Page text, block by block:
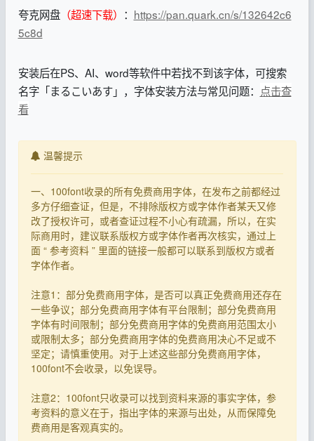
夸克网盘（超速下载） ： https://pan.quark.cn/s/132642c6
5c8d
安装后在PS、AI、word等软件中若找不到该字体，可搜索
名字「まるこいあす」，字体安装方法与常见问题： 点击查
看
温馨提示
一、100font收录的所有免费商用字体，在发布之前都经过
多方仔细查证，但是，不排除版权方或字体作者某天又修
改了授权许可，或者查证过程不小心有疏漏，所以，在实
际商用时，建议联系版权方或字体作者再次核实，通过上
面 “ 参考资料 ” 里面的链接一般都可以联系到版权方或者
字体作者。
注意1：部分免费商用字体，是否可以真正免费商用还存在
一些争议；部分免费商用字体有平台限制；部分免费商用
字体有时间限制；部分免费商用字体的免费商用范围太小
或限制太多；部分免费商用字体的免费商用决心不足或不
坚定；请慎重使用。对于上述这些部分免费商用字体，
100font不会收录，以免误导。
注意2：100font只收录可以找到资料来源的事实字体，参
考资料的意义在于，指出字体的来源与出处，从而保障免
费商用是客观真实的。